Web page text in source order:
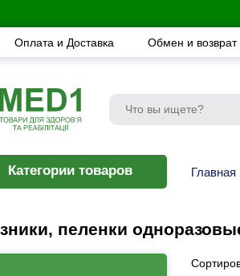
Оплата и Доставка Обмен и возврат
Категории товаров Главная
пеленки